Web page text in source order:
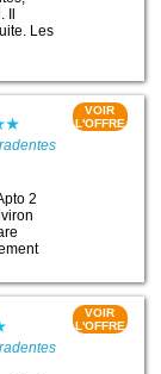
Les
2
VOIR
L'OFFRE
VOIR
L'OFFRE